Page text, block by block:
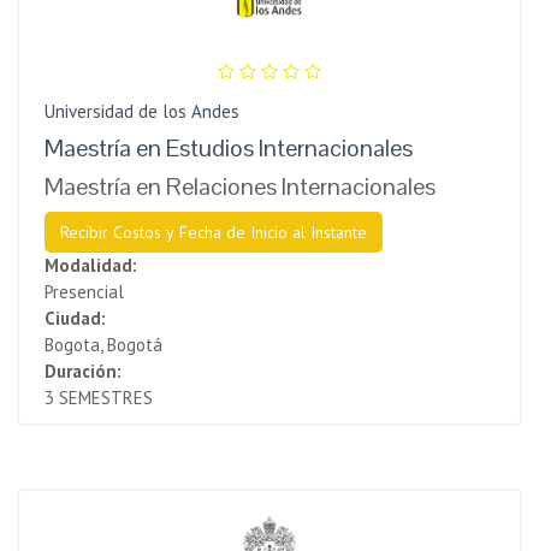
Universidad de los Andes
Maestría en Estudios Internacionales
Maestría en Relaciones Internacionales
Recibir Costos y Fecha de Inicio al Instante
Modalidad:
Presencial
Ciudad:
Bogota, Bogotá
Duración:
3 SEMESTRES